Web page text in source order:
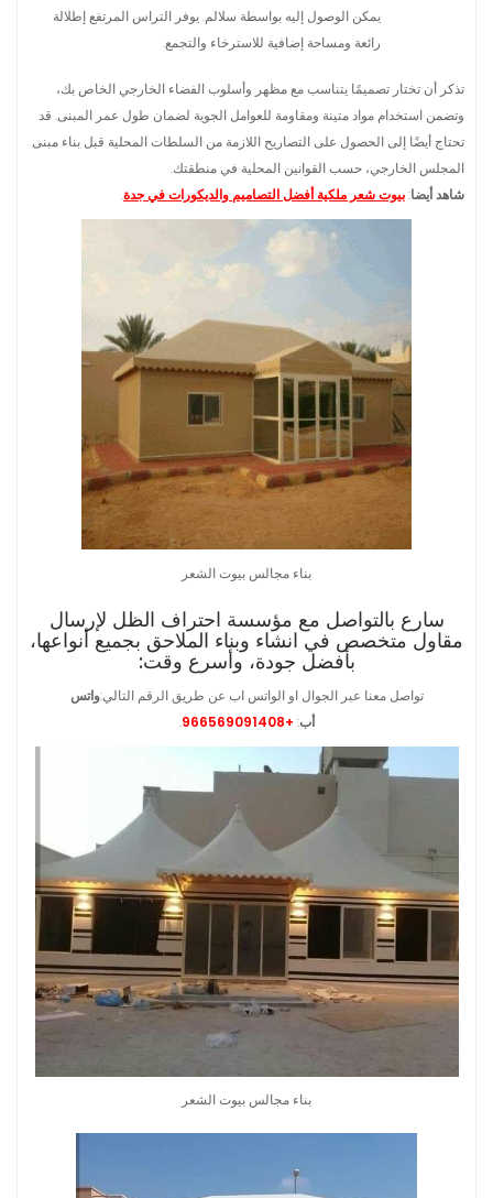
يمكن الوصول إليه بواسطة سلالم. يوفر التراس المرتفع إطلالة
رائعة ومساحة إضافية للاسترخاء والتجمع.
تذكر أن تختار تصميمًا يتناسب مع مظهر وأسلوب الفضاء الخارجي الخاص بك،
وتضمن استخدام مواد متينة ومقاومة للعوامل الجوية لضمان طول عمر المبنى. قد
تحتاج أيضًا إلى الحصول على التصاريح اللازمة من السلطات المحلية قبل بناء مبنى
المجلس الخارجي، حسب القوانين المحلية في منطقتك.
شاهد أيضا:بيوت شعر ملكية أفضل التصاميم والديكورات في جدة.
بناء مجالس بيوت الشعر
سارع بالتواصل مع مؤسسة احتراف الظل لإرسال
مقاول متخصص في انشاء وبناء الملاحق بجميع أنواعها،
بأفضل جودة، وأسرع وقت:
تواصل معنا عبر الجوال او الواتس اب عن طريق الرقم التالي:واتس
أب:
+966569091408
.
بناء مجالس بيوت الشعر